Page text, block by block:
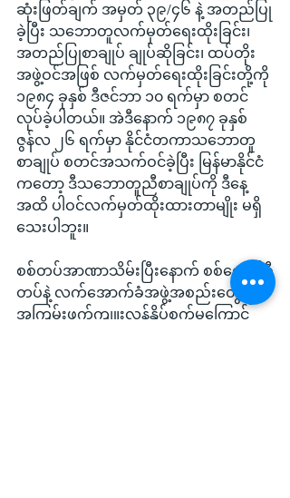
ဆုံးဖြတ်ချက် အမှတ် ၃၉/၄၆ နဲ့ အတည်ပြု
ခဲ့ပြီး သဘောတူလက်မှတ်ရေးထိုးခြင်း၊
အတည်ပြုစာချုပ် ချုပ်ဆိုခြင်း၊ ထပ်တိုး
အဖွဲ့ဝင်အဖြစ် လက်မှတ်ရေးထိုးခြင်းတို့ကို
၁၉၈၄ ခုနှစ် ဒီဇင်ဘာ ၁၀ ရက်မှာ စတင်
လုပ်ခဲ့ပါတယ်။ အဲဒီနောက် ၁၉၈၇ ခုနှစ်
ဇွန်လ ၂၆ ရက်မှာ နိုင်ငံတကာသဘောတူ
စာချုပ် စတင်အသက်ဝင်ခဲ့ပြီး မြန်မာနိုင်ငံ
ကတော့ ဒီသဘောတူညီစာချုပ်ကို ဒီနေ့
အထိ ပါဝင်လက်မှတ်ထိုးထားတာမျိုး မရှိ
သေးပါဘူး။
စစ်တပ်အာဏာသိမ်းပြီးနောက် စစ်ကောင်စီ
တပ်နဲ့ လက်အောက်ခံအဖွဲ့အစည်းတွေရဲ့
အကြမ်းဖက်ကျူးလွန်နှိပ်စက်မှုကြောင့်